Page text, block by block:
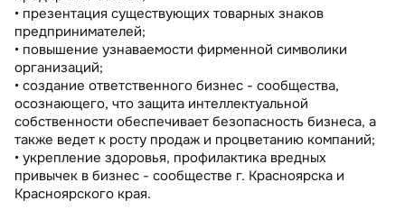
• презентация существующих товарных знаков
предпринимателей;
• повышение узнаваемости фирменной символики
организаций;
• создание ответственного бизнес - сообщества,
осознающего, что защита интеллектуальной
собственности обеспечивает безопасность бизнеса, а
также ведет к росту продаж и процветанию компаний;
• укрепление здоровья, профилактика вредных
привычек в бизнес - сообществе г. Красноярска и
Красноярского края.